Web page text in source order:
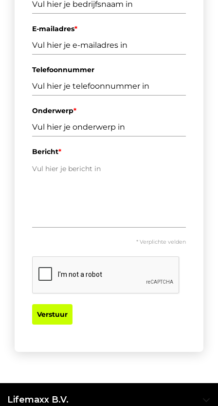
E-mailadres*
Telefoonnummer
Onderwerp*
Bericht*
* Verplichte velden
Verstuur
Lifemaxx B.V.